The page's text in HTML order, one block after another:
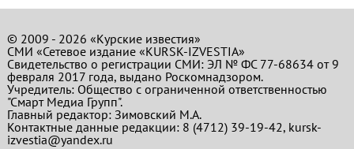
© 2009 - 2026 «Курские известия»
СМИ «Сетевое издание «KURSK-IZVESTIA»
Свидетельство о регистрации СМИ: ЭЛ № ФС 77-68634 от 9
февраля 2017 года, выдано Роскомнадзором.
Учредитель: Общество с ограниченной ответственностью
"Смарт Медиа Групп".
Главный редактор:Зимовский М.А.
Контактные данные редакции: 8 (4712) 39-19-42, kursk-
izvestia@yandex.ru